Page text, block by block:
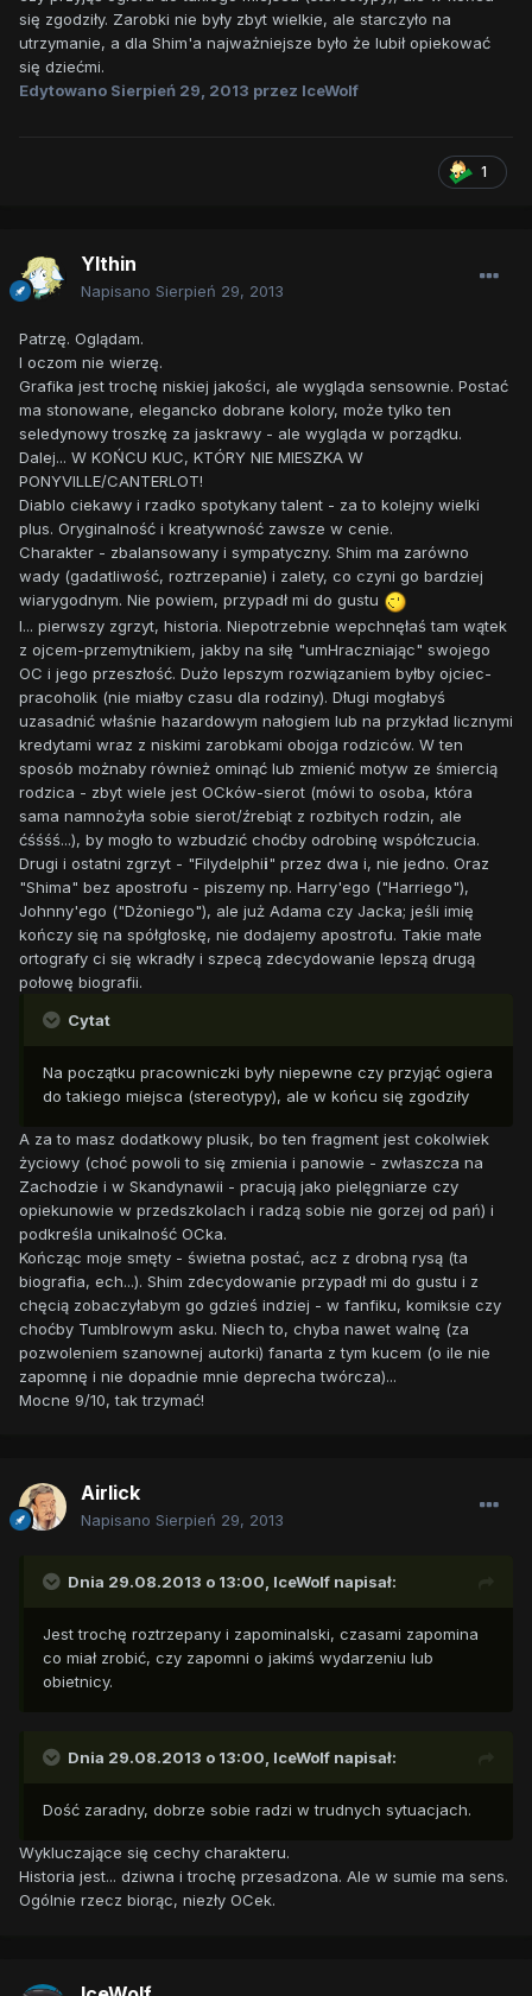
się zgodziły. Zarobki nie były zbyt wielkie, ale starczyło na
utrzymanie, a dla Shim'a najważniejsze było że lubił opiekować
się dziećmi.
Edytowano Sierpień 29, 2013 przez IceWolf
1
Ylthin
Napisano Sierpień 29, 2013
Patrzę. Oglądam.
I oczom nie wierzę.
Grafika jest trochę niskiej jakości, ale wygląda sensownie. Postać
ma stonowane, elegancko dobrane kolory, może tylko ten
seledynowy troszkę za jaskrawy - ale wygląda w porządku.
Dalej... W KOŃCU KUC, KTÓRY NIE MIESZKA W
PONYVILLE/CANTERLOT!
Diablo ciekawy i rzadko spotykany talent - za to kolejny wielki
plus. Oryginalność i kreatywność zawsze w cenie.
Charakter - zbalansowany i sympatyczny. Shim ma zarówno
wady (gadatliwość, roztrzepanie) i zalety, co czyni go bardziej
wiarygodnym. Nie powiem, przypadł mi do gustu
I... pierwszy zgrzyt, historia. Niepotrzebnie wepchnęłaś tam wątek
z ojcem-przemytnikiem, jakby na siłę "umHraczniając" swojego
OC i jego przeszłość. Dużo lepszym rozwiązaniem byłby ojciec-
pracoholik (nie miałby czasu dla rodziny). Długi mogłabyś
uzasadnić właśnie hazardowym nałogiem lub na przykład licznymi
kredytami wraz z niskimi zarobkami obojga rodziców. W ten
sposób możnaby również ominąć lub zmienić motyw ze śmiercią
rodzica - zbyt wiele jest OCków-sierot (mówi to osoba, która
sama namnożyła sobie sierot/źrebiąt z rozbitych rodzin, ale
ćśśśś...), by mogło to wzbudzić choćby odrobinę współczucia.
Drugi i ostatni zgrzyt - "Filydelphii" przez dwa i, nie jedno. Oraz
"Shima" bez apostrofu - piszemy np. Harry'ego ("Harriego"),
Johnny'ego ("Dżoniego"), ale już Adama czy Jacka; jeśli imię
kończy się na spółgłoskę, nie dodajemy apostrofu. Takie małe
ortografy ci się wkradły i szpecą zdecydowanie lepszą drugą
połowę biografii.
Cytat
Na początku pracowniczki były niepewne czy przyjąć ogiera
do takiego miejsca (stereotypy), ale w końcu się zgodziły
A za to masz dodatkowy plusik, bo ten fragment jest cokolwiek
życiowy (choć powoli to się zmienia i panowie - zwłaszcza na
Zachodzie i w Skandynawii - pracują jako pielęgniarze czy
opiekunowie w przedszkolach i radzą sobie nie gorzej od pań) i
podkreśla unikalność OCka.
Kończąc moje smęty - świetna postać, acz z drobną rysą (ta
biografia, ech...). Shim zdecydowanie przypadł mi do gustu i z
chęcią zobaczyłabym go gdzieś indziej - w fanfiku, komiksie czy
choćby Tumblrowym asku. Niech to, chyba nawet walnę (za
pozwoleniem szanownej autorki) fanarta z tym kucem (o ile nie
zapomnę i nie dopadnie mnie deprecha twórcza)...
Mocne 9/10, tak trzymać!
Airlick
Napisano Sierpień 29, 2013
Dnia 29.08.2013 o 13:00, IceWolf napisał:
Jest trochę roztrzepany i zapominalski, czasami zapomina
co miał zrobić, czy zapomni o jakimś wydarzeniu lub
obietnicy.
Dnia 29.08.2013 o 13:00, IceWolf napisał:
Dość zaradny, dobrze sobie radzi w trudnych sytuacjach.
Wykluczające się cechy charakteru.
Historia jest... dziwna i trochę przesadzona. Ale w sumie ma sens.
Ogólnie rzecz biorąc, niezły OCek.